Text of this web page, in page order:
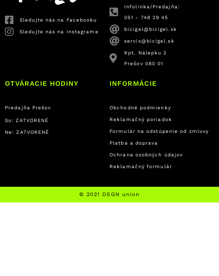
Sledujte nás na Facebooku
Sledujte nás na Instagrame
Infolinka/Predajňa:
051 - 748 29 45
bicigel@bicigel.sk
servis@bicigel.sk
Kpt. Nálepku 2
Prešov 080 01
OTVÁRACIE HODINY
Predajňa Prešov
So: ZATVORENÉ
Ne: ZATVORENÉ
INFORMÁCIE
Obchodné podmienky
Reklamačný poriadok
Formulár na odstúpenie od zmluvy
Platba a doprava
Ochrana osobných údajov
Reklamačný formulár
© 2021 DSGN union